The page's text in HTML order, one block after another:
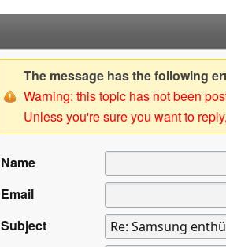
The message has the following
Warning: this topic has not been
Unless you're sure you want to
Name
Email
Subject